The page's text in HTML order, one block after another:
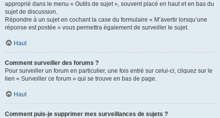
approprié dans le menu « Outils de sujet », souvent placé en haut et en bas du
sujet de discussion.
Répondre à un sujet en cochant la case du formulaire « M’avertir lorsqu’une
réponse est postée » vous permettra également de surveiller le sujet.
Haut
Comment surveiller des forums ?
Pour surveiller un forum en particulier, une fois entré sur celui-ci, cliquez sur le
lien « Surveiller ce forum » qui se trouve en bas de page.
Haut
Comment puis-je supprimer mes surveillances de sujets ?